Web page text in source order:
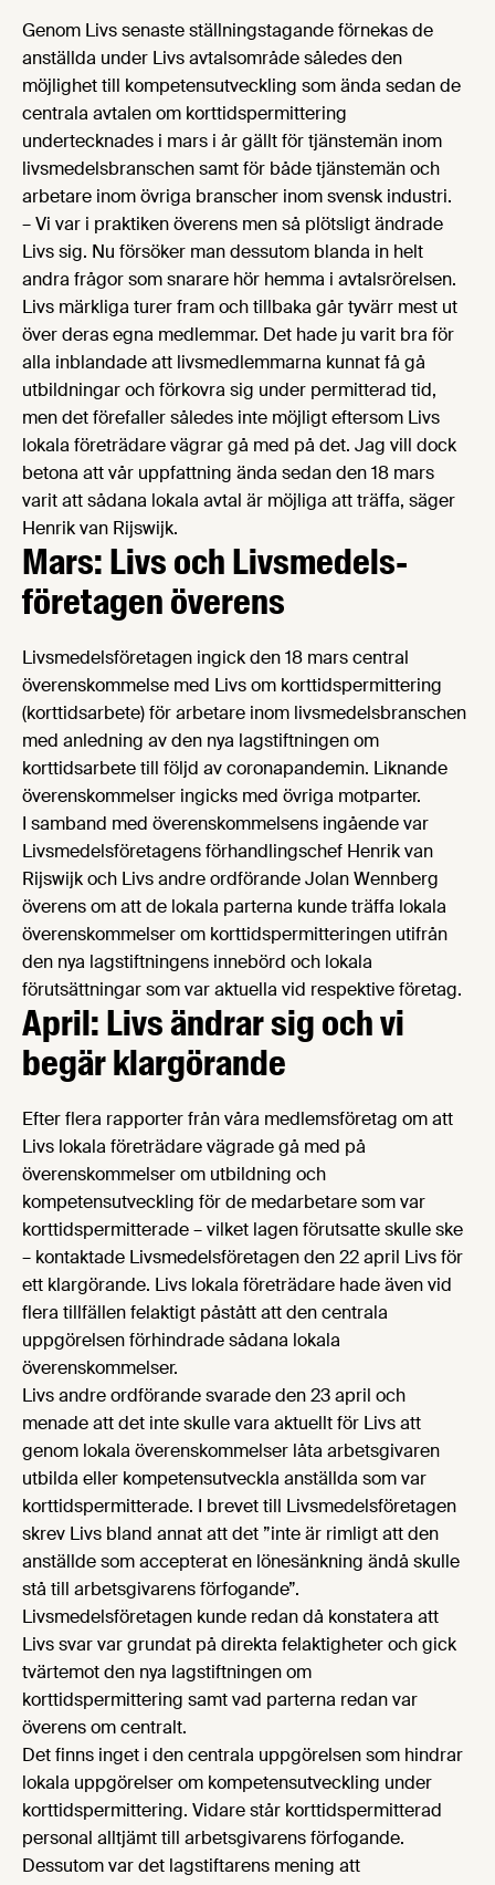
Genom Livs senaste ställningstagande förnekas de
anställda under Livs avtalsområde således den
möjlighet till kompetensutveckling som ända sedan de
centrala avtalen om korttidspermittering
undertecknades i mars i år gällt för tjänstemän inom
livsmedelsbranschen samt för både tjänstemän och
arbetare inom övriga branscher inom svensk industri.
– Vi var i praktiken överens men så plötsligt ändrade
Livs sig. Nu försöker man dessutom blanda in helt
andra frågor som snarare hör hemma i avtalsrörelsen.
Livs märkliga turer fram och tillbaka går tyvärr mest ut
över deras egna medlemmar. Det hade ju varit bra för
alla inblandade att livsmedlemmarna kunnat få gå
utbildningar och förkovra sig under permitterad tid,
men det förefaller således inte möjligt eftersom Livs
lokala företrädare vägrar gå med på det. Jag vill dock
betona att vår uppfattning ända sedan den 18 mars
varit att sådana lokala avtal är möjliga att träffa, säger
Henrik van Rijswijk.
Mars: Livs och Livsmedels­
företagen överens
Livsmedelsföretagen ingick den 18 mars central
överenskommelse med Livs om korttidspermittering
(korttidsarbete) för arbetare inom livsmedelsbranschen
med anledning av den nya lagstiftningen om
korttidsarbete till följd av coronapandemin. Liknande
överenskommelser ingicks med övriga motparter.
I samband med överenskommelsens ingående var
Livsmedelsföretagens förhandlingschef Henrik van
Rijswijk och Livs andre ordförande Jolan Wennberg
överens om att de lokala parterna kunde träffa lokala
överenskommelser om korttidspermitteringen utifrån
den nya lagstiftningens innebörd och lokala
förutsättningar som var aktuella vid respektive företag.
April: Livs ändrar sig och vi
begär klargörande
Efter flera rapporter från våra medlemsföretag om att
Livs lokala företrädare vägrade gå med på
överenskommelser om utbildning och
kompetensutveckling för de medarbetare som var
korttidspermitterade – vilket lagen förutsatte skulle ske
– kontaktade Livsmedelsföretagen den 22 april Livs för
ett klargörande. Livs lokala företrädare hade även vid
flera tillfällen felaktigt påstått att den centrala
uppgörelsen förhindrade sådana lokala
överenskommelser.
Livs andre ordförande svarade den 23 april och
menade att det inte skulle vara aktuellt för Livs att
genom lokala överenskommelser låta arbetsgivaren
utbilda eller kompetensutveckla anställda som var
korttidspermitterade. I brevet till Livsmedelsföretagen
skrev Livs bland annat att det ”inte är rimligt att den
anställde som accepterat en lönesänkning ändå skulle
stå till arbetsgivarens förfogande”.
Livsmedelsföretagen kunde redan då konstatera att
Livs svar var grundat på direkta felaktigheter och gick
tvärtemot den nya lagstiftningen om
korttidspermittering samt vad parterna redan var
överens om centralt.
Det finns inget i den centrala uppgörelsen som hindrar
lokala uppgörelser om kompetensutveckling under
korttidspermittering. Vidare står korttidspermitterad
personal alltjämt till arbetsgivarens förfogande.
Dessutom var det lagstiftarens mening att